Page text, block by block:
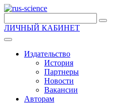
ЛИЧНЫЙ КАБИНЕТ
Издательство
История
Партнеры
Новости
Вакансии
Авторам